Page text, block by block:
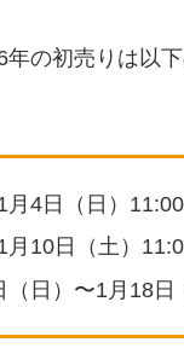
の初売りは以
月4日（日）
月10日（土）
（日）〜1月18日